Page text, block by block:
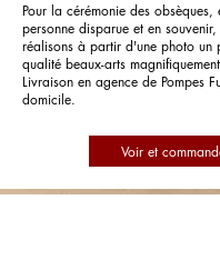
Pour la cérémonie des
personne disparue et en
réalisons à partir d'une photo un
qualité beaux-arts
Livraison en agence de Pompes
domicile.
Voir et